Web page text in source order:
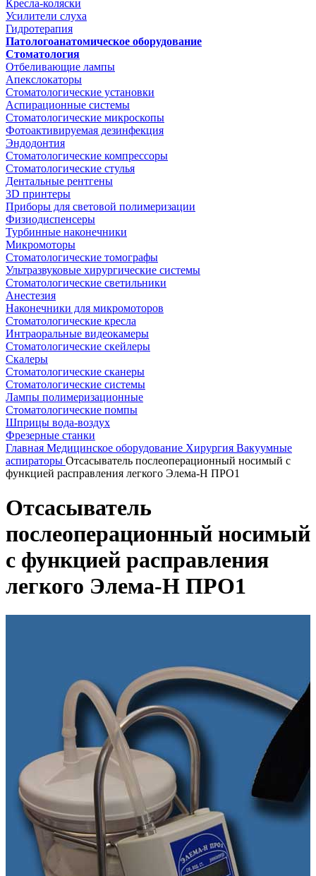
Кресла-коляски
Усилители слуха
Гидротерапия
Патологоанатомическое оборудование
Стоматология
Отбеливающие лампы
Апекслокаторы
Стоматологические установки
Аспирационные системы
Стоматологические микроскопы
Фотоактивируемая дезинфекция
Эндодонтия
Стоматологические компрессоры
Стоматологические стулья
Дентальные рентгены
3D принтеры
Приборы для световой полимеризации
Физиодиспенсеры
Турбинные наконечники
Микромоторы
Стоматологические томографы
Ультразвуковые хирургические системы
Стоматологические светильники
Анестезия
Наконечники для микромоторов
Стоматологические кресла
Интраоральные видеокамеры
Стоматологические скейлеры
Скалеры
Стоматологические сканеры
Стоматологические системы
Лампы полимеризационные
Стоматологические помпы
Шприцы вода-воздух
Фрезерные станки
Главная Медицинское оборудование Хирургия Вакуумные
аспираторы Отсасыватель послеоперационный носимый с
функцией расправления легкого Элема-Н ПРО1
Отсасыватель
послеоперационный носимый
с функцией расправления
легкого Элема-Н ПРО1